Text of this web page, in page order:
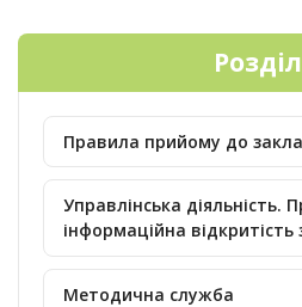
Правила прийому до
Управлінська діяльність.
інформаційна відкритість
Методична служба